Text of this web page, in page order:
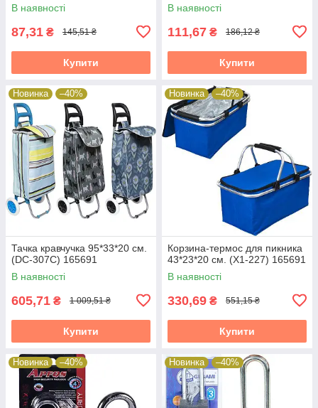
В наявності
87,31 ₴ 145,51 ₴
Купити
В наявності
111,67 ₴ 186,12 ₴
Купити
Новинка –40%
Тачка кравчучка 95*33*20 см.
(DC-307C) 165691
В наявності
605,71 ₴ 1 009,51 ₴
Купити
Новинка –40%
Корзина-термос для пикника
43*23*20 см. (Х1-227) 165691
В наявності
330,69 ₴ 551,15 ₴
Купити
Новинка –40% Новинка –40%